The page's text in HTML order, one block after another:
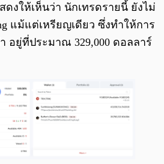
ดงให้เห็นว่า นักเทรดรายนี้ ยังไม่
แม้แต่เหรียญเดียว ซึ่งทำให้การ
อยู่ที่ประมาณ 329,000 ดอลลาร์